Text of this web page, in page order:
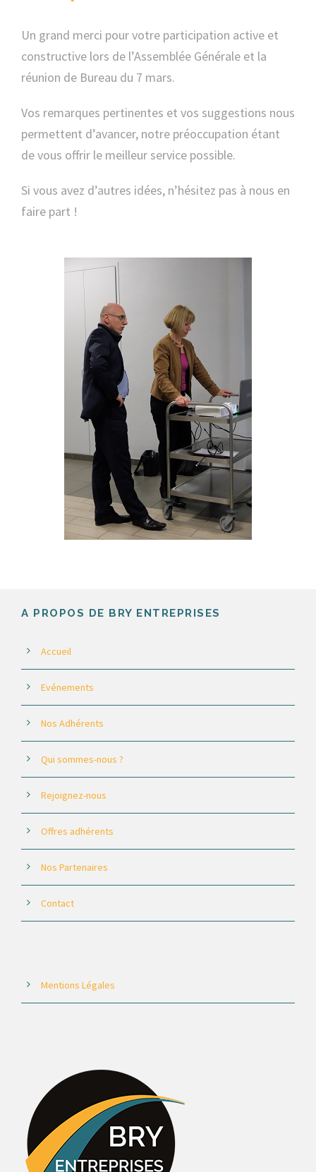
Un grand merci pour votre participation active et
constructive lors de l’Assemblée Générale et la
réunion de Bureau du 7 mars.
Vos remarques pertinentes et vos suggestions nous
permettent d’avancer, notre préoccupation étant
de vous offrir le meilleur service possible.
Si vous avez d’autres idées, n’hésitez pas à nous en
faire part !
A PROPOS DE BRY ENTREPRISES
Accueil
Evénements
Nos Adhérents
Qui sommes-nous ?
Rejoignez-nous
Offres adhérents
Nos Partenaires
Contact
Mentions Légales